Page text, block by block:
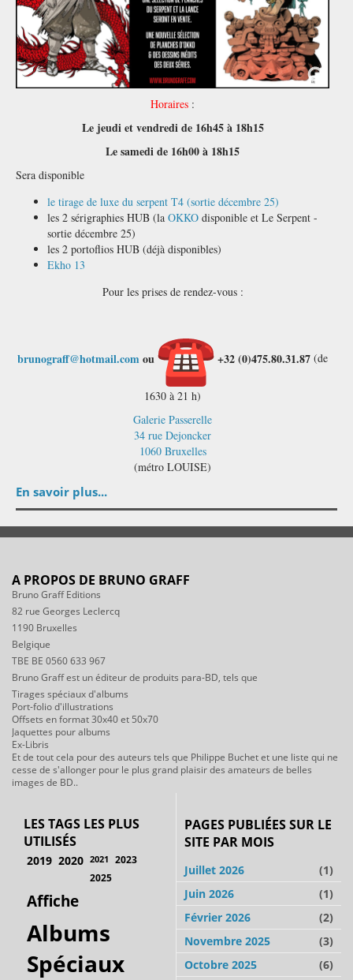
Horaires :
Le jeudi et vendredi de 16h45 à 18h15
Le samedi de 16h00 à 18h15
Sera disponible
le tirage de luxe du serpent T4 (sortie décembre 25)
les 2 sérigraphies HUB (la OKKO disponible et Le Serpent -
sortie décembre 25)
les 2 portoflios HUB (déjà disponibles)
Ekho 13
Pour les prises de rendez-vous :
brunograff@hotmail.comou +32 (0)475.80.31.87 (de
1630 à 21 h)
Galerie Passerelle
34 rue Dejoncker
1060 Bruxelles
(métro LOUISE)
En savoir plus...
A PROPOS DE BRUNO GRAFF
Bruno Graff Editions
82 rue Georges Leclercq
1190 Bruxelles
Belgique
TBE BE 0560 633 967
Bruno Graff est un éditeur de produits para-BD, tels que
Tirages spéciaux d'albums
Port-folio d'illustrations
Offsets en format 30x40 et 50x70
Jaquettes pour albums
Ex-Libris
Et de tout cela pour des auteurs tels que Philippe Buchet et une liste qui ne
cesse de s'allonger pour le plus grand plaisir des amateurs de belles
images de BD..
LES TAGS LES PLUS
UTILISÉS
2019 2020 2021 2023
2025
Affiche
Albums
Spéciaux
PAGES PUBLIÉES SUR LE
SITE PAR MOIS
Juillet 2026
(1)
Juin 2026
(1)
Février 2026
(2)
Novembre 2025
(3)
Octobre 2025
(6)